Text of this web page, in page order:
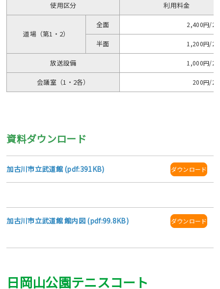
使用区分 利用料金
道場（第1・2）
全面 2,400円/2
半面 1,200円/2
放送設備 1,000円/2
会議室（1・2各） 200円/2
資料ダウンロード
加古川市立武道館 (pdf:391KB) ダウンロード
加古川市立武道館 館内図 (pdf:99.8KB) ダウンロード
日岡山公園テニスコート